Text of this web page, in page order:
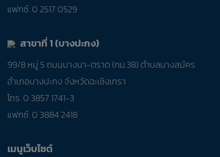
แฟกซ์. 0 2517 0529
สาขาที่ 1 (บางปะกง)
99/8 หมู่ 5 ถนนบางนา-ตราด (กม.38) ตำบลบางสมัคร
อำเภอบางปะกง จังหวัดฉะเชิงเทรา
โทร. 0 3857 1741-3
แฟกซ์. 0 3884 2418
เมนูเว็บไซต์